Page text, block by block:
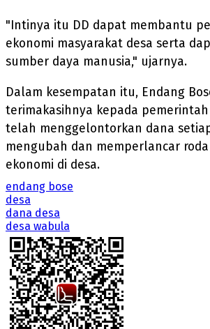
"Intinya itu DD dapat membantu
ekonomi masyarakat desa serta
sumber daya manusia," ujarnya.
Dalam kesempatan itu, Endang
terimakasihnya kepada
telah menggelontorkan dana
mengubah dan memperlancar
ekonomi di desa.
endang bose
desa
dana desa
desa wabula